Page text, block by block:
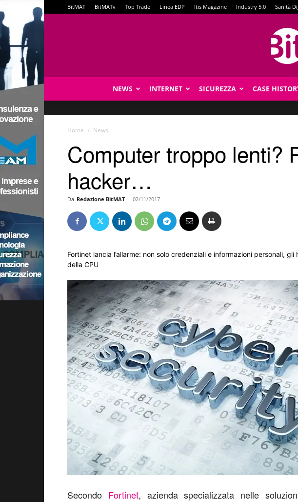
BitMAT BitMATv Top Trade Linea EDP Itis Magazine Industry 5.0 Sanità
NEWS INTERNET SICUREZZA CASE
Home News
Computer troppo lenti?
hacker…
Da Redazione BitMAT - 02/11/2017
Fortinet lancia l’allarme: non solo credenziali e informazioni personali,
della CPU
Secondo Fortinet, azienda specializzata nelle